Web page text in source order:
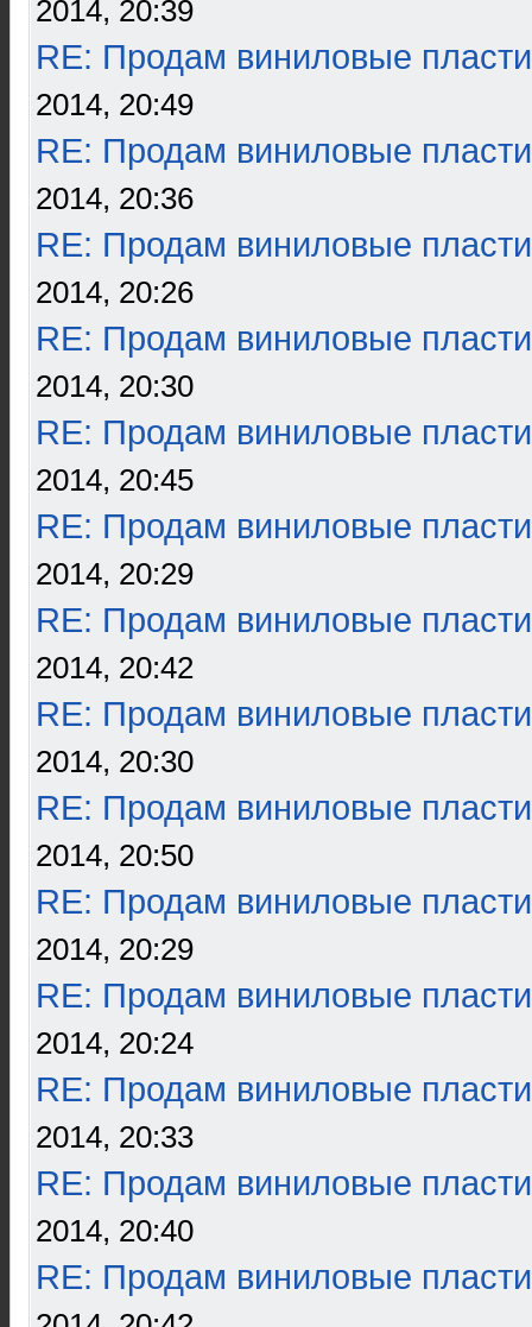
2014, 20:39
RE: Продам виниловые
2014, 20:49
RE: Продам виниловые
2014, 20:36
RE: Продам виниловые
2014, 20:26
RE: Продам виниловые
2014, 20:30
RE: Продам виниловые
2014, 20:45
RE: Продам виниловые
2014, 20:29
RE: Продам виниловые
2014, 20:42
RE: Продам виниловые
2014, 20:30
RE: Продам виниловые
2014, 20:50
RE: Продам виниловые
2014, 20:29
RE: Продам виниловые
2014, 20:24
RE: Продам виниловые
2014, 20:33
RE: Продам виниловые
2014, 20:40
RE: Продам виниловые